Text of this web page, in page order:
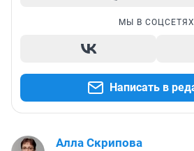
МЫ В СОЦСЕТЯХ
Написать в
Алла Скрипова